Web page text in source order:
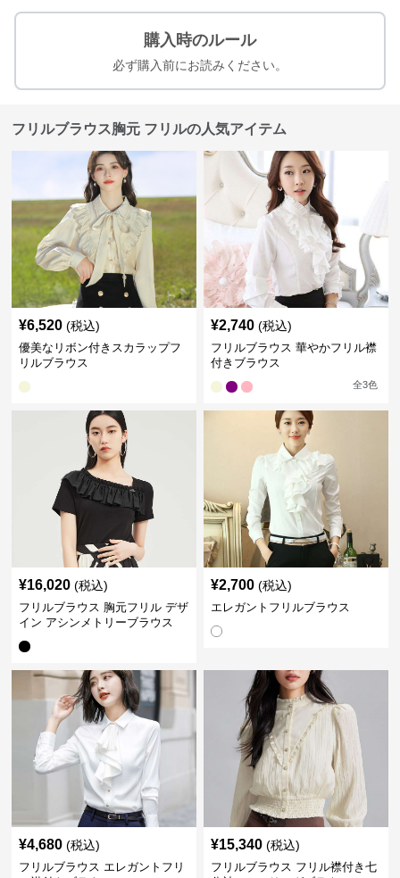
購入時のルール
必ず購入前にお読みください。
フリルブラウス胸元 フリルの人気アイテム
¥6,520 (税込)
優美なリボン付きスカラップフ
リルブラウス
¥2,740 (税込)
フリルブラウス 華やかフリル襟
付きブラウス
全3色
¥16,020 (税込)
フリルブラウス 胸元フリル デザ
イン アシンメトリーブラウス
¥2,700 (税込)
エレガントフリルブラウス
¥4,680 (税込)
フリルブラウス エレガントフリ
¥15,340 (税込)
フリルブラウス フリル襟付き七